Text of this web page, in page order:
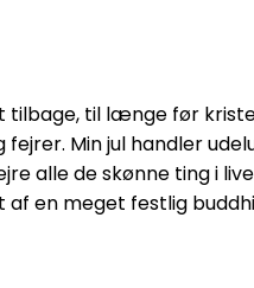
tilbage, til længe før
Min jul handler
alle de skønne ting i
en meget festlig